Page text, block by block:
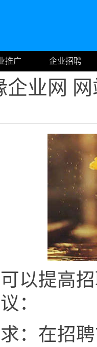
推广 企业招聘
企业网
以提高
：
：在招